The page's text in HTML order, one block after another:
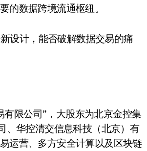
的数据跨境流通枢纽。
设计，能否破解数据交易的痛
限公司”，大股东为北京金控集
、华控清交信息科技（北京）有
运营、多方安全计算以及区块链